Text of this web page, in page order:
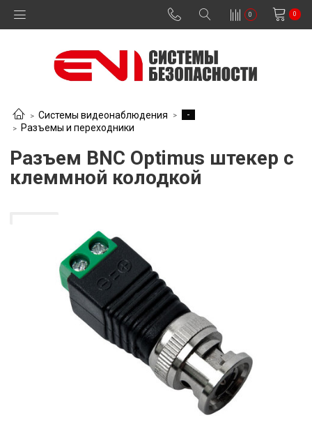
0 0
Системы видеонаблюдения
-
Разъемы и переходники
Разъем BNC Optimus штекер с
клеммной колодкой